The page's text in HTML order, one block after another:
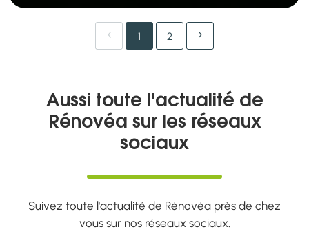
Chargement...
1 2
Aussi toute l'actualité de
Rénovéa sur les réseaux
sociaux
Suivez toute l'actualité de Rénovéa près de chez
vous sur nos réseaux sociaux.